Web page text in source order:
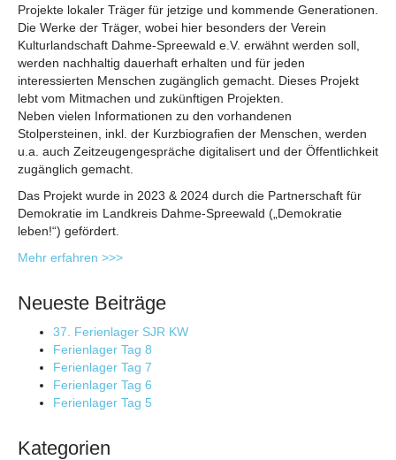
Projekte lokaler Träger für jetzige und kommende Generationen.
Die Werke der Träger, wobei hier besonders der Verein
Kulturlandschaft Dahme-Spreewald e.V. erwähnt werden soll,
werden nachhaltig dauerhaft erhalten und für jeden
interessierten Menschen zugänglich gemacht. Dieses Projekt
lebt vom Mitmachen und zukünftigen Projekten.
Neben vielen Informationen zu den vorhandenen
Stolpersteinen, inkl. der Kurzbiografien der Menschen, werden
u.a. auch Zeitzeugengespräche digitalisert und der Öffentlichkeit
zugänglich gemacht.
Das Projekt wurde in 2023 & 2024 durch die Partnerschaft für
Demokratie im Landkreis Dahme-Spreewald („Demokratie
leben!“) gefördert.
Mehr erfahren >>>
Neueste Beiträge
37. Ferienlager SJR KW
Ferienlager Tag 8
Ferienlager Tag 7
Ferienlager Tag 6
Ferienlager Tag 5
Kategorien